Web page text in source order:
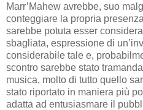
Marr’Mahew avrebbe, suo
conteggiare la propria
sarebbe potuta esser
sbagliata, espressione di
considerabile tale e,
scontro sarebbe stato
musica, molto di tutto quello
stato riportato in maniera più
adatta ad entusiasmare il